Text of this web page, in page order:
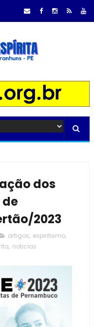
dos
de
2023
artigos, espiritismo,
, noticias